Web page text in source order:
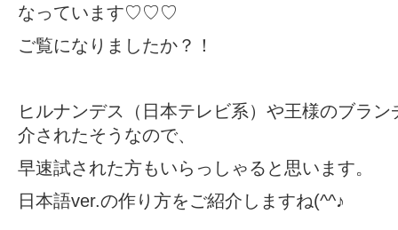
なっています♡♡♡
ご覧になりましたか？！
ヒルナンデス（日本テレビ系）や王様のブラ
介されたそうなので、
早速試された方もいらっしゃると思います。
日本語ver.の作り方をご紹介しますね(^^♪